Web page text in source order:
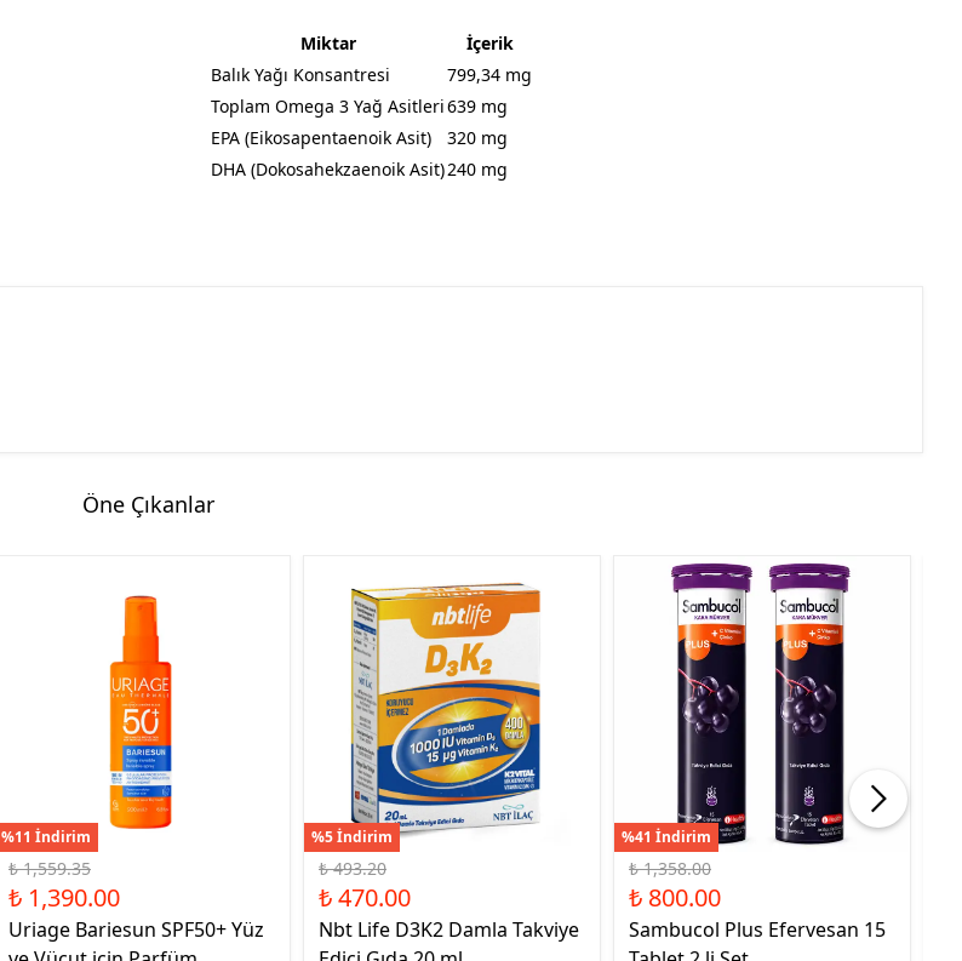
Miktar
İçerik
Balık Yağı Konsantresi
799,34 mg
Toplam Omega 3 Yağ Asitleri639 mg
EPA (Eikosapentaenoik Asit)
320 mg
DHA (Dokosahekzaenoik Asit)240 mg
Öne Çıkanlar
%11 İndirim
₺ 1,559.35
₺ 1,390.00
Uriage Bariesun SPF50+ Yüz
%5 İndirim
₺ 493.20
₺ 470.00
Nbt Life D3K2 Damla Takviye
%41 İndirim
₺ 1,358.00
₺ 800.00
Sambucol Plus Efervesan 15